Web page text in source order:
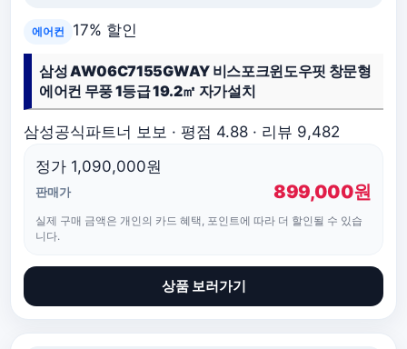
에어컨 17% 할인
삼성 AW06C7155GWAY 비스포크윈도우핏 창문형
에어컨 무풍 1등급 19.2㎡ 자가설치
삼성공식파트너 보보 · 평점 4.88 · 리뷰 9,482
정가 1,090,000원
판매가 899,000원
실제 구매 금액은 개인의 카드 혜택, 포인트에 따라 더 할인될 수 있습
니다.
상품 보러가기